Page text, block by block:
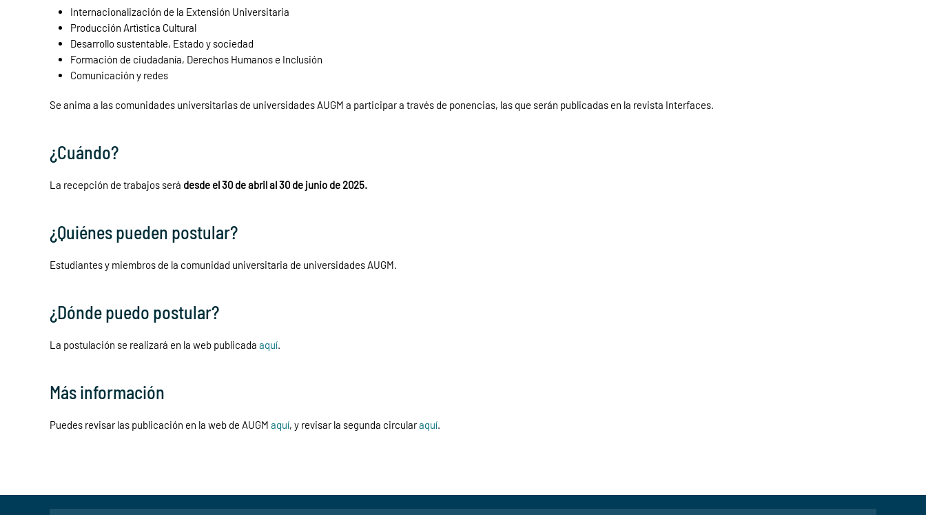
Internacionalización de la Extensión Universitaria
Producción Artìstica Cultural
Desarrollo sustentable, Estado y sociedad
Formación de ciudadanía, Derechos Humanos e Inclusión
Comunicación y redes
Se anima a las comunidades universitarias de universidades AUGM a participar a través de ponencias, las que serán publicadas en la revista Interfaces.
¿Cuándo?
La recepción de trabajos será desde el 30 de abril al 30 de junio de 2025.
¿Quiénes pueden postular?
Estudiantes y miembros de la comunidad universitaria de universidades AUGM.
¿Dónde puedo postular?
La postulación se realizará en la web publicada aquí.
Más información
Puedes revisar las publicación en la web de AUGM aquí, y revisar la segunda circularaquí.